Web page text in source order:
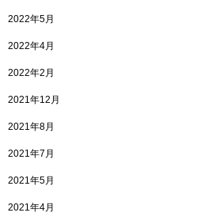
2022年5月
2022年4月
2022年2月
2021年12月
2021年8月
2021年7月
2021年5月
2021年4月